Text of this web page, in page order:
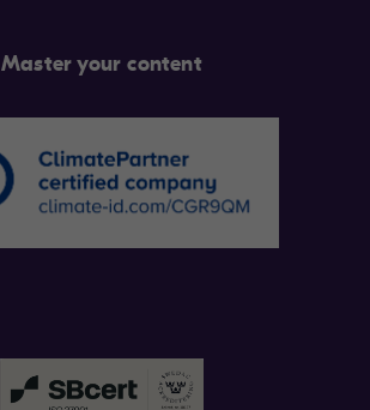
Master your content